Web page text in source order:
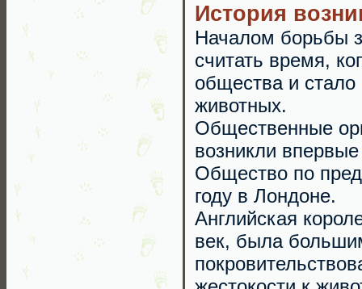
История
Началом борьбы
считать время,
общества и стало
животных.
Общественные
возникли
Общество по
году в Лондоне.
Английская
век, была